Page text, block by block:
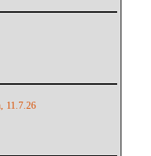
11.7.26